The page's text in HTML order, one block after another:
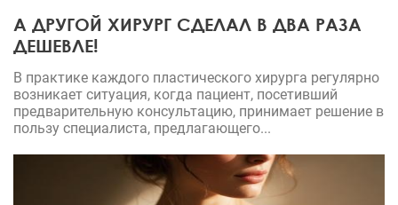
А ДРУГОЙ ХИРУРГ СДЕЛАЛ В ДВА РАЗА
ДЕШЕВЛЕ!
В практике каждого пластического хирурга регулярно
возникает ситуация, когда пациент, посетивший
предварительную консультацию, принимает решение в
пользу специалиста, предлагающего...